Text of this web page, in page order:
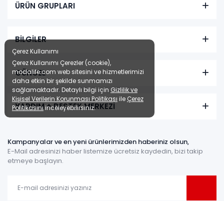
Sepette: 179.973,00₺
Hızlı Teslimat
₺199.970,00
ÜRÜN GRUPLARI
BİLGİLER
GÜNCEL
YARDIM + DESTEK MERKEZİ
Kampanyalar ve en yeni ürünlerimizden haberiniz olsun,
E-Mail adresinizi haber listemize ücretsiz kaydedin, bizi takip
etmeye başlayın.
Çerez Kullanımı
Çerez Kullanımı Çerezler (cookie),
modalife.com web sitesini ve hizmetlerimizi
daha etkin bir şekilde sunmamızı
sağlamaktadır. Detaylı bilgi için Gizlilik ve
Kişisel Verilerin Korunması Politikası ile Çerez
Politikasınıinceleyebilirsiniz.